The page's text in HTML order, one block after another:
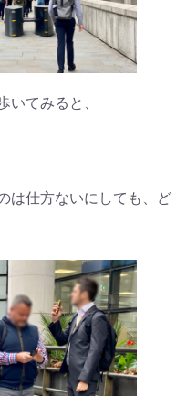
てみると、
は仕方ないにしても、ど